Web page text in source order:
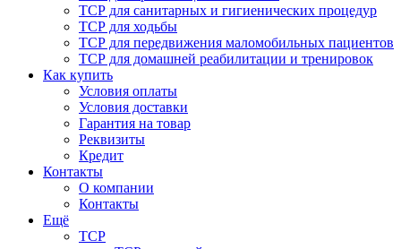
ТСР для санитарных и гигиенических процедур
ТСР для ходьбы
ТСР для передвижения маломобильных пациентов
ТСР для домашней реабилитации и тренировок
Как купить
Условия оплаты
Условия доставки
Гарантия на товар
Реквизиты
Кредит
Контакты
О компании
Контакты
Ещё
ТСР